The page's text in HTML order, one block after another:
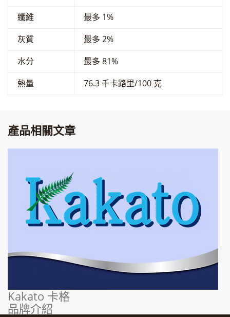
纖維
最多 1%
灰質
最多 2%
水分
最多 81%
熱量
76.3 千卡路里/100 克
產品相關文章
Kakato 卡格
品牌介紹